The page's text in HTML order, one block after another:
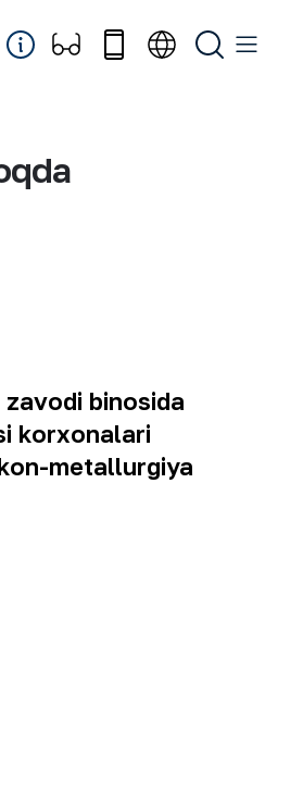
binosidа
korxonalari
metallurgiya